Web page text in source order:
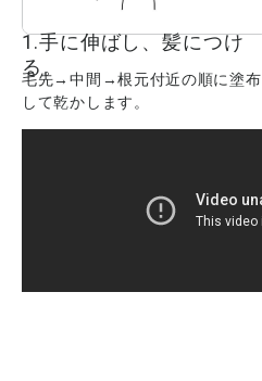
1.手に伸ばし、髪につけ
る。
毛先→中間→根元付近の順に塗布
して乾かします。